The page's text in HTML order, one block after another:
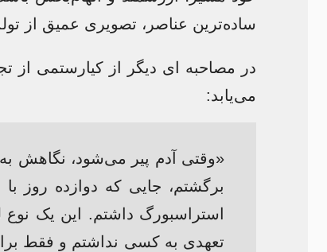
ساده‌ترین عناصر، تصویری عمیق از
در مصاحبه ای دیگر از کیارستمی از
می‌یابد:
«وقتی آدم پیر می‌شود، نگاهش به
برگشتم، جایی که دوازده روز
استراسبورگ داشتم. این یک
تعهدی به کسی نداشتم و فقط